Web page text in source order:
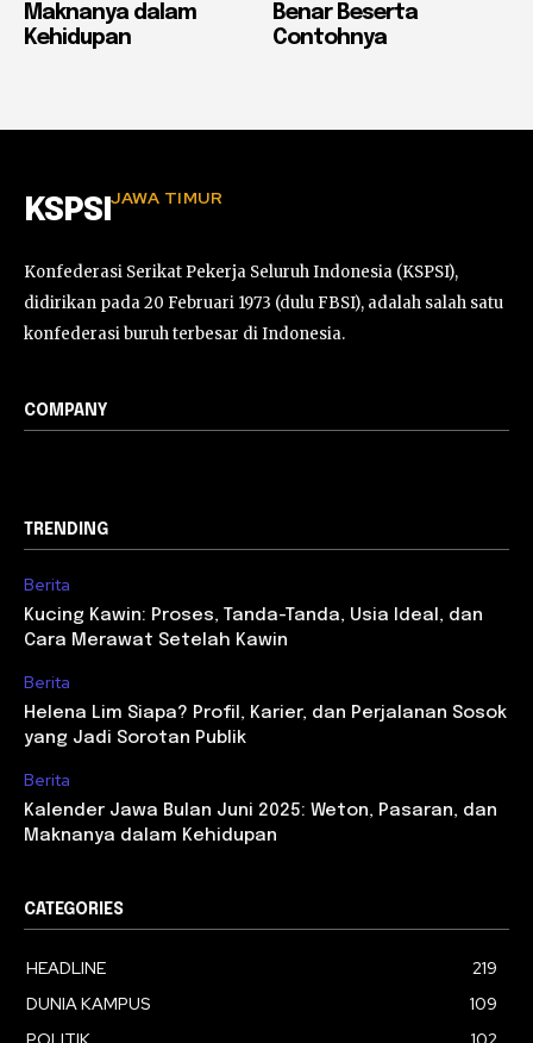
Maknanya dalam
Kehidupan
Benar Beserta
Contohnya
KSPSI JAWA TIMUR
Konfederasi Serikat Pekerja Seluruh Indonesia (KSPSI),
didirikan pada 20 Februari 1973 (dulu FBSI), adalah salah satu
konfederasi buruh terbesar di Indonesia.
COMPANY
TRENDING
Berita
Kucing Kawin: Proses, Tanda-Tanda, Usia Ideal, dan
Cara Merawat Setelah Kawin
Berita
Helena Lim Siapa? Profil, Karier, dan Perjalanan Sosok
yang Jadi Sorotan Publik
Berita
Kalender Jawa Bulan Juni 2025: Weton, Pasaran, dan
Maknanya dalam Kehidupan
CATEGORIES
HEADLINE
219
DUNIA KAMPUS
109